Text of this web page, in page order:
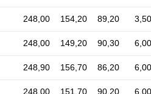
248,00 154,20 89,20 3,50
248,00 149,20 90,30 6,00
248,90 156,70 86,20 6,00
248,00 151,70 90,20 6,00